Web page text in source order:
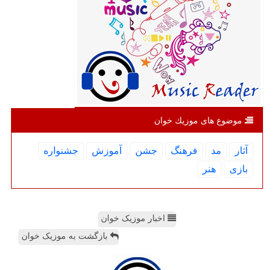
موضوع های موزیك خوان
آثار مد فرهنگ جشن آموزش
جشنواره
بازی
هنر
اخبار موزیک خوان
بازگشت به موزیک خوان